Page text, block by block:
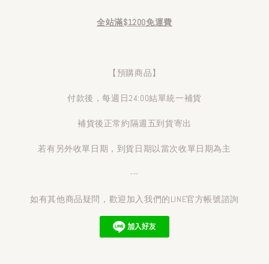
全站滿$1200免運費
【預購商品】
付款後，每週日24:00結單統一補貨
補貨後正常約隔週五到貨寄出
若有另外收單日期，到貨日期以當次收單日期為主
---
如有其他商品疑問，歡迎加入我們的LINE官方帳號諮詢